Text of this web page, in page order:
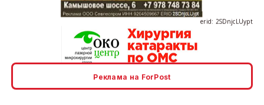
Реклама на ForPost